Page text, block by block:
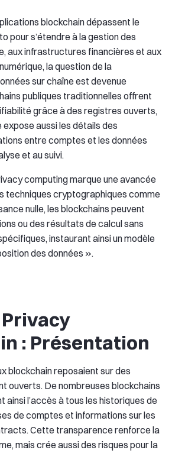
blockchain dépassent le
pour s’étendre à la gestion des
aux infrastructures financières et aux
la question de la
sur chaîne est devenue
publiques traditionnelles offrent
grâce à des registres ouverts,
aussi les détails des
entre comptes et les données
et au suivi.
computing marque une avancée
techniques cryptographiques comme
nulle, les blockchains peuvent
ou des résultats de calcul sans
instaurant ainsi un modèle
des données ».
: Présentation
blockchain reposaient sur des
ouverts. De nombreuses blockchains
ainsi l’accès à tous les historiques de
de comptes et informations sur les
Cette transparence renforce la
mais crée aussi des risques pour la